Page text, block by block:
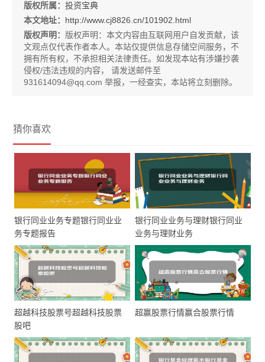
版权所属： 投资宝典
本文地址： http://www.cj8826.cn/101902.html
版权声明： 版权声明： 本文内容由互联网用户自发贡献，该
文观点仅代表作者本人。本站仅提供信息存储空间服务，不
拥有所有权，不承担相关法律责任。如发现本站有涉嫌抄袭
侵权/违法违规的内容， 请发送邮件至
931614094@qq.com 举报，一经查实，本站将立刻删除。
猜你喜欢
银行同业业务专题银行同业业
务专题报告
银行同业业务与理财银行同业
业务与理财业务
超越科技股票号超越科技股票
股吧
超赢股票行情赢合股票行情